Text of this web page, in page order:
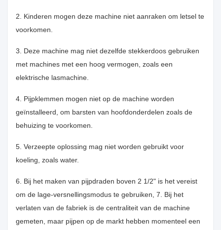
2. Kinderen mogen deze machine niet aanraken om letsel te
voorkomen.
3. Deze machine mag niet dezelfde stekkerdoos gebruiken
met machines met een hoog vermogen, zoals een
elektrische lasmachine.
4. Pijpklemmen mogen niet op de machine worden
geïnstalleerd, om barsten van hoofdonderdelen zoals de
behuizing te voorkomen.
5. Verzeepte oplossing mag niet worden gebruikt voor
koeling, zoals water.
6. Bij het maken van pijpdraden boven 2 1/2" is het vereist
om de lage-versnellingsmodus te gebruiken, 7. Bij het
verlaten van de fabriek is de centraliteit van de machine
gemeten, maar pijpen op de markt hebben momenteel een